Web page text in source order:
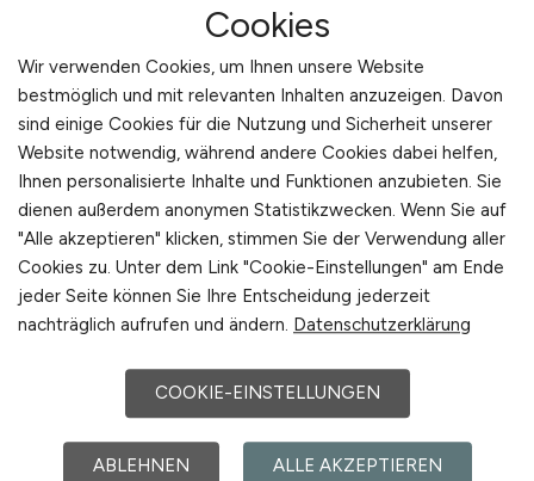
Sondermaschinenbau(m/w/d)
Hays
Cookies
Wir verwenden Cookies, um Ihnen unsere Website
bestmöglich und mit relevanten Inhalten anzuzeigen. Davon
sind einige Cookies für die Nutzung und Sicherheit unserer
Website notwendig, während andere Cookies dabei helfen,
Ihnen personalisierte Inhalte und Funktionen anzubieten. Sie
dienen außerdem anonymen Statistikzwecken. Wenn Sie auf
"Alle akzeptieren" klicken, stimmen Sie der Verwendung aller
Cookies zu. Unter dem Link "Cookie-Einstellungen" am Ende
jeder Seite können Sie Ihre Entscheidung jederzeit
nachträglich aufrufen und ändern. Datenschutzerklärung
COOKIE-EINSTELLUNGEN
ABLEHNEN ALLE AKZEPTIEREN